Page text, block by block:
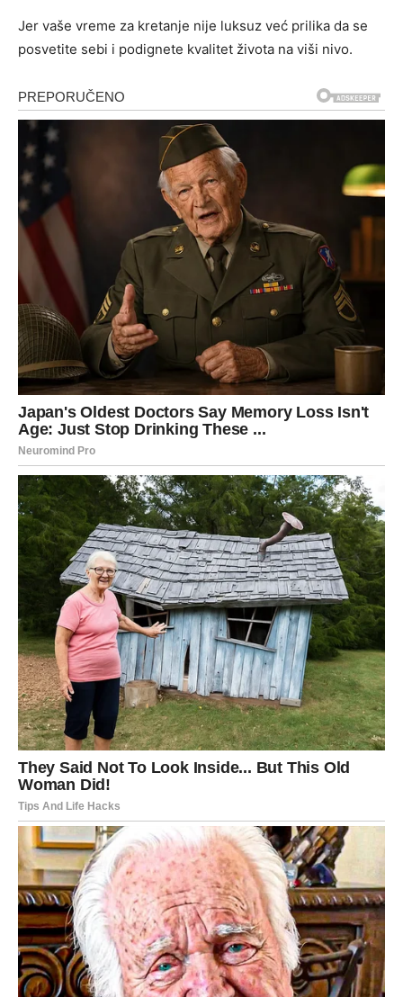
Jer vaše vreme za kretanje nije luksuz već prilika da se
posvetite sebi i podignete kvalitet života na viši nivo.